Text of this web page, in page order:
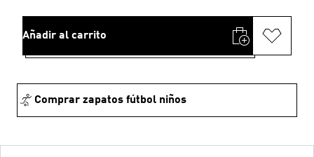
Añadir al carrito
Comprar zapatos fútbol niños